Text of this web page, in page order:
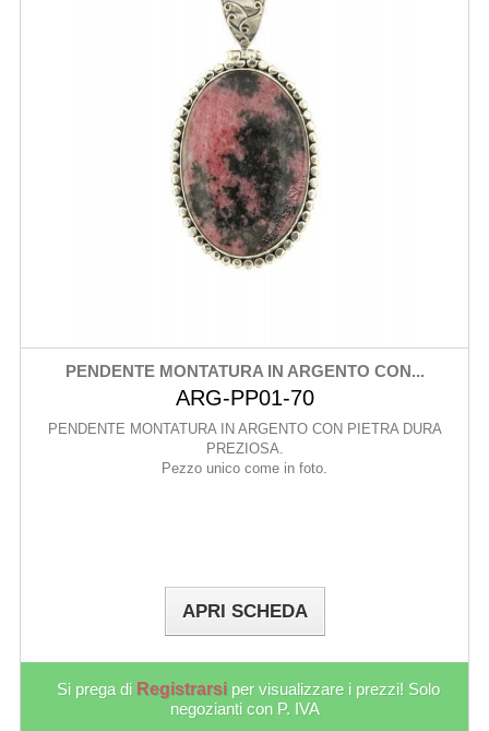
PENDENTE MONTATURA IN ARGENTO CON...
ARG-PP01-70
PENDENTE MONTATURA IN ARGENTO CON PIETRA DURA
PREZIOSA.
Pezzo unico come in foto.
APRI SCHEDA
Si prega di Registrarsi per visualizzare i prezzi! Solo
negozianti con P. IVA